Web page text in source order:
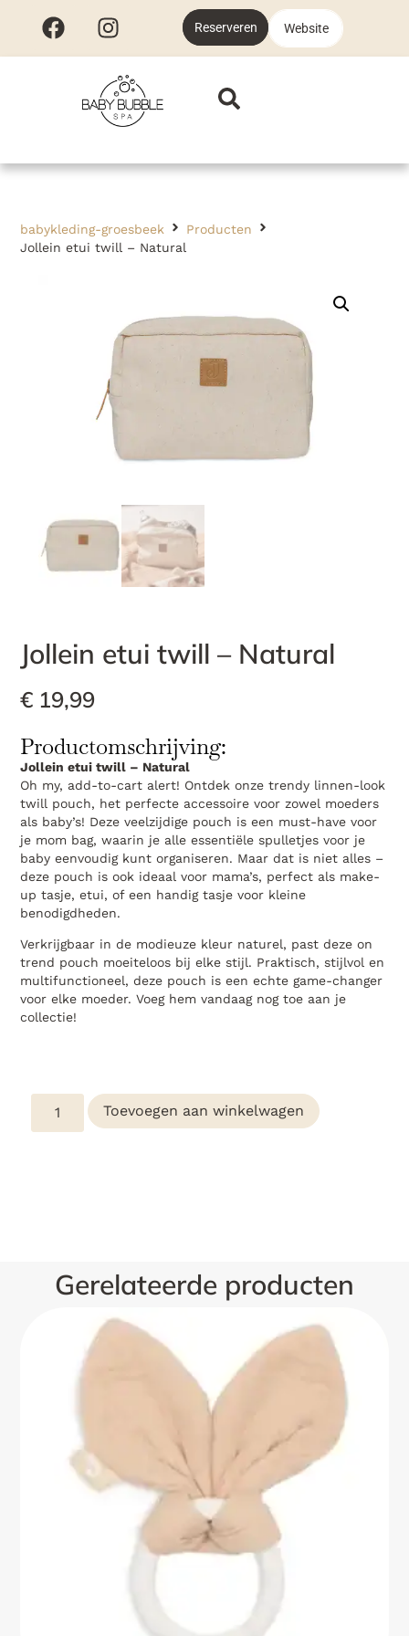
Reserveren Website
babykleding-groesbeek
Producten
Jollein etui twill – Natural
Jollein etui twill – Natural
€ 19,99
Productomschrijving:
Jollein etui twill – Natural
Oh my, add-to-cart alert! Ontdek onze trendy linnen-look
twill pouch, het perfecte accessoire voor zowel moeders
als baby’s! Deze veelzijdige pouch is een must-have voor
je mom bag, waarin je alle essentiële spulletjes voor je
baby eenvoudig kunt organiseren. Maar dat is niet alles –
deze pouch is ook ideaal voor mama’s, perfect als make-
up tasje, etui, of een handig tasje voor kleine
benodigdheden.
Verkrijgbaar in de modieuze kleur naturel, past deze on
trend pouch moeiteloos bij elke stijl. Praktisch, stijlvol en
multifunctioneel, deze pouch is een echte game-changer
voor elke moeder. Voeg hem vandaag nog toe aan je
collectie!
Toevoegen aan winkelwagen
Gerelateerde producten